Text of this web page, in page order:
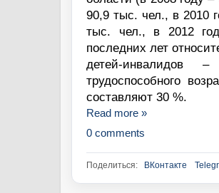
90,9 тыс. чел., в 2010
тыс. чел., в 2012
последних лет
детей-
трудоспособного
составляют 30 %.
Read more »
0 comments
Поделиться: ВКонтакте